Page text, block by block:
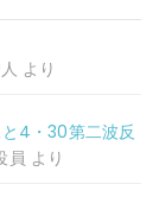
より
4・30第二波反
員 より